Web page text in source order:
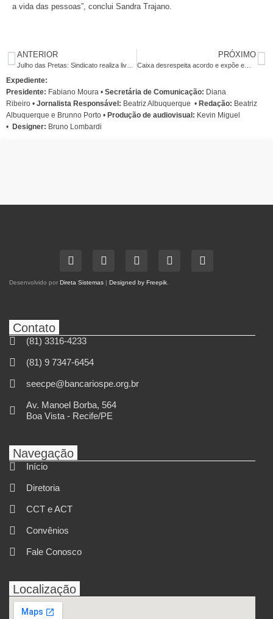
a vida das pessoas”, conclui Sandra Trajano.
ANTERIOR PRÓXIMO
Caixa desrespeita acordo e expõe empregados à contaminação pela Covid-19
Expediente:
Presidente: Fabiano Moura • Secretária de Comunicação: Diana
Ribeiro • Jornalista Responsável: Beatriz Albuquerque • Redação: Beatriz
Albuquerque e Brunno Porto • Produção de audiovisual: Kevin Miguel
• Designer: Bruno Lombardi
Desenvolvido por Direta Sistemas Designed by Freepik.
Contato
(81) 3316-4233
(81) 9 7347-6454
seecpe@bancariospe.org.br
Av. Manoel Borba, 564
Boa Vista - Recife/PE
Navegação
Início
Diretoria
CCT e ACT
Convênios
Fale Conosco
Localização